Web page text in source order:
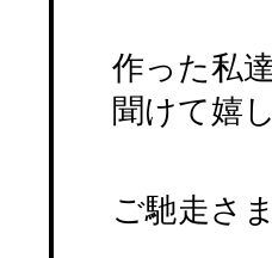
作った私
聞けて嬉
ご馳走さ